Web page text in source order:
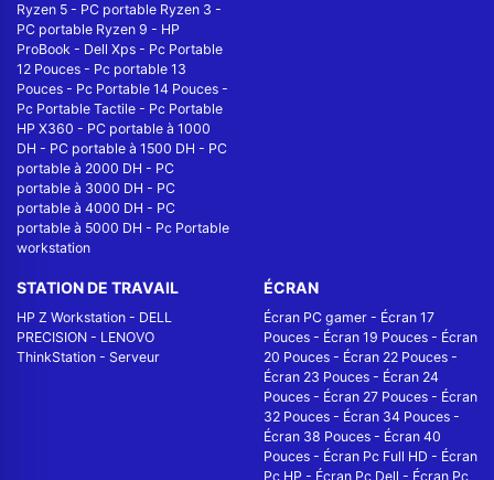
Ryzen 5 - PC portable Ryzen 3 -
PC portable Ryzen 9 - HP
ProBook - Dell Xps - Pc Portable
12 Pouces - Pc portable 13
Pouces - Pc Portable 14 Pouces -
Pc Portable Tactile - Pc Portable
HP X360 - PC portable à 1000
DH - PC portable à 1500 DH - PC
portable à 2000 DH - PC
portable à 3000 DH - PC
portable à 4000 DH - PC
portable à 5000 DH - Pc Portable
workstation
STATION DE TRAVAIL
HP Z Workstation - DELL
PRECISION - LENOVO
ThinkStation - Serveur
ÉCRAN
Écran PC gamer - Écran 17
Pouces - Écran 19 Pouces - Écran
20 Pouces - Écran 22 Pouces -
Écran 23 Pouces - Écran 24
Pouces - Écran 27 Pouces - Écran
32 Pouces - Écran 34 Pouces -
Écran 38 Pouces - Écran 40
Pouces - Écran Pc Full HD - Écran
Pc HP - Écran Pc Dell - Écran Pc